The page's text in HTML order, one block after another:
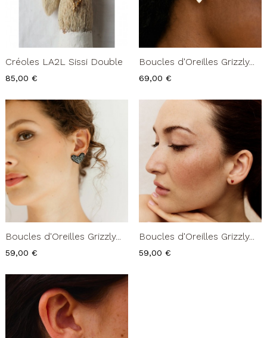
Créoles LA2L Sissi Double
Prix
85,00 €
Boucles d'Oreilles Grizzly...
Prix
69,00 €
Boucles d'Oreilles Grizzly...
Prix
59,00 €
Boucles d'Oreilles Grizzly...
Prix
59,00 €